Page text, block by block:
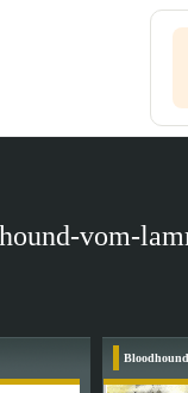
vom-